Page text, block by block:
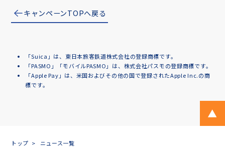
キャンペーンTOPへ戻る
「Suica」は、東日本旅客鉄道株式会社の登録商標です。
「PASMO」「モバイルPASMO」は、株式会社パスモの登録商標です。
「Apple Pay」は、米国およびその他の国で登録されたApple Inc.の商
標です。
トップ ニュース一覧